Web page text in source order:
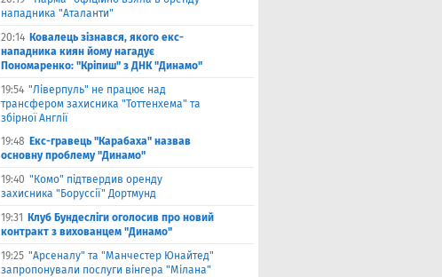
нападника "Аталанти"
20:14 Ковалець зізнався, якого екс-
нападника киян йому нагадує
Пономаренко: "Кріпиш" з ДНК "Динамо"
19:54 "Ліверпуль" не працює над
трансфером захисника "Тоттенхема" та
збірної Англії
19:48 Екс-гравець "Карабаха" назвав
основну проблему "Динамо"
19:40 "Комо" підтвердив оренду
захисника "Боруссії" Дортмунд
19:31
Клуб Бундесліги оголосив про новий
контракт з вихованцем "Динамо"
19:25 "Арсеналу" та "Манчестер Юнайтед"
запропонували послуги вінгера "Мілана"